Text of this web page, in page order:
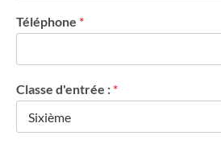
Téléphone *
Classe d'entrée : *